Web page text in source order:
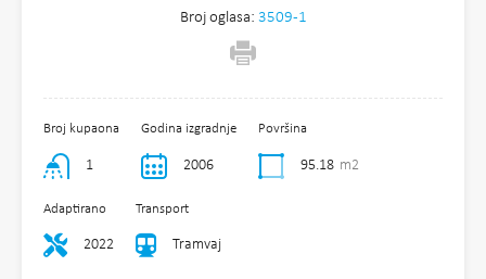
Broj oglasa: 3509-1
Broj kupaona
1
Godina izgradnje
2006
Površina
95.18 m2
Adaptirano
2022
Transport
Tramvaj